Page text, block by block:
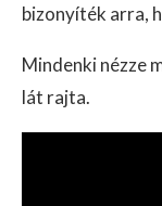
bizonyíték arra,
Mindenki nézze
lát rajta.